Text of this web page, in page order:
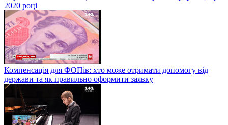
2020 році
Компенсація для ФОПів: хто може отримати допомогу від
держави та як правильно оформити заявку